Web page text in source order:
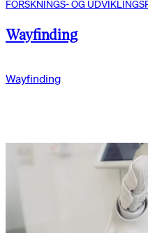
FORSKNINGS- OG
Wayfinding
Wayfinding